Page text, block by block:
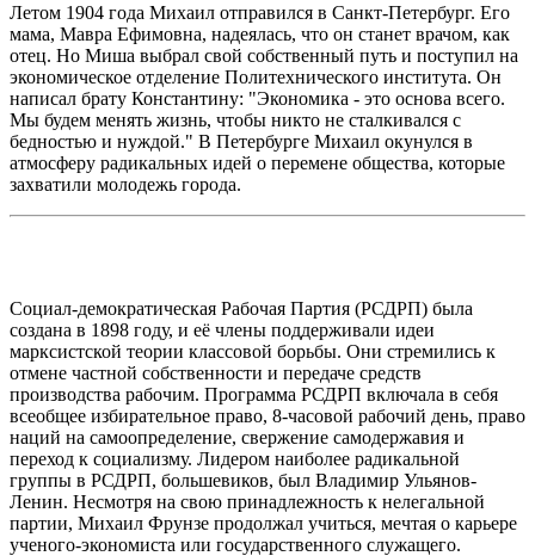
Летом 1904 года Михаил отправился в Санкт-Петербург. Его
мама, Мавра Ефимовна, надеялась, что он станет врачом, как
отец. Но Миша выбрал свой собственный путь и поступил на
экономическое отделение Политехнического института. Он
написал брату Константину: "Экономика - это основа всего.
Мы будем менять жизнь, чтобы никто не сталкивался с
бедностью и нуждой." В Петербурге Михаил окунулся в
атмосферу радикальных идей о перемене общества, которые
захватили молодежь города.
Социал-демократическая Рабочая Партия (РСДРП) была
создана в 1898 году, и её члены поддерживали идеи
марксистской теории классовой борьбы. Они стремились к
отмене частной собственности и передаче средств
производства рабочим. Программа РСДРП включала в себя
всеобщее избирательное право, 8-часовой рабочий день, право
наций на самоопределение, свержение самодержавия и
переход к социализму. Лидером наиболее радикальной
группы в РСДРП, большевиков, был Владимир Ульянов-
Ленин. Несмотря на свою принадлежность к нелегальной
партии, Михаил Фрунзе продолжал учиться, мечтая о карьере
ученого-экономиста или государственного служащего.